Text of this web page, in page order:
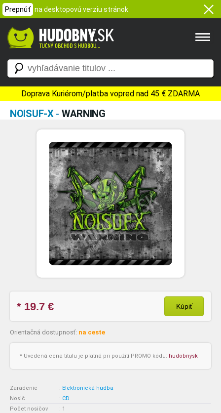
Prepnúť na desktopovú verziu stránok
Doprava Kuriérom/platba vopred nad 45 € ZDARMA
NOISUF-X- WARNING
* 19.7 € Kúpiť
Orientačná dostupnosť: na ceste
* Uvedená cena titulu je platná pri použití PROMO kódu: hudobnysk
Zaradenie : Elektronická hudba
Nosič
: CD
Počet nosičov
: 1